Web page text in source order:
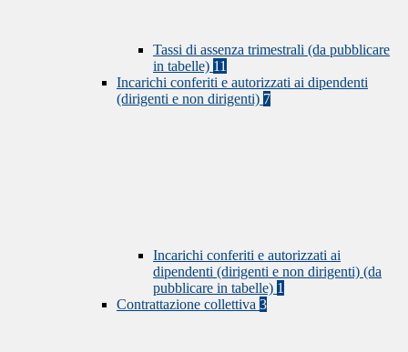
Tassi di assenza trimestrali (da pubblicare
in tabelle) 11
Incarichi conferiti e autorizzati ai dipendenti
(dirigenti e non dirigenti) 7
Incarichi conferiti e autorizzati ai
dipendenti (dirigenti e non dirigenti) (da
pubblicare in tabelle) 1
Contrattazione collettiva 3